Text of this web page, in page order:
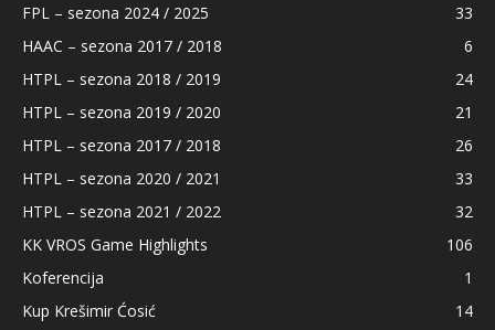
FPL – sezona 2024 / 2025
33
HAAC – sezona 2017 / 2018
6
HTPL – sezona 2018 / 2019
24
HTPL – sezona 2019 / 2020
21
HTPL – sezona 2017 / 2018
26
HTPL – sezona 2020 / 2021
33
HTPL – sezona 2021 / 2022
32
KK VROS Game Highlights
106
Koferencija
1
Kup Krešimir Ćosić
14